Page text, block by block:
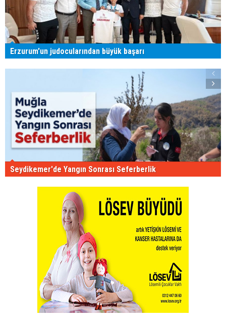
Erzurum'un judocularından büyük başarı
Seydikemer'de Yangın Sonrası Seferberlik